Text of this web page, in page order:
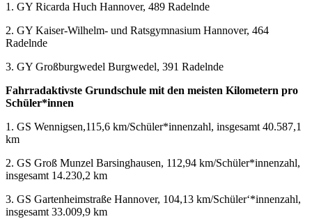
1. GY Ricarda Huch Hannover, 489 Radelnde
2. GY Kaiser-Wilhelm- und Ratsgymnasium Hannover, 464
Radelnde
3. GY Großburgwedel Burgwedel, 391 Radelnde
Fahrradaktivste Grundschule mit den meisten Kilometern pro
Schüler*innen
1. GS Wennigsen,115,6 km/Schüler*innenzahl, insgesamt 40.587,1
km
2. GS Groß Munzel Barsinghausen, 112,94 km/Schüler*innenzahl,
insgesamt 14.230,2 km
3. GS Gartenheimstraße Hannover, 104,13 km/Schüler‘*innenzahl,
insgesamt 33.009,9 km